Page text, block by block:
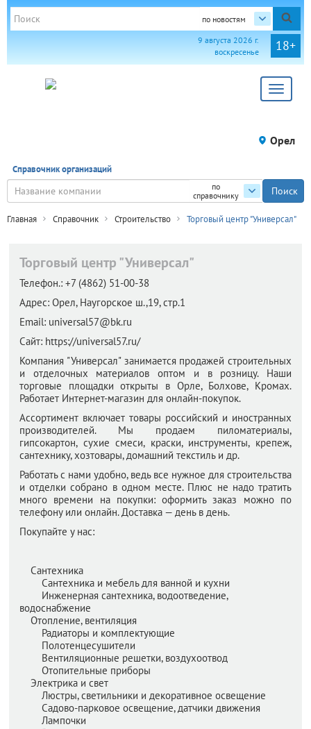
по новостям
18+
9 августа 2026 г.
воскресенье
Toggle
Орел
Справочник организаций
по
справочнику
Главная Справочник Строительство Торговый центр "Универсал"
Торговый центр "Универсал"
Телефон.: +7 (4862) 51-00-38
Адрес: Орел, Наугорское ш.,19, стр.1
Email: universal57@bk.ru
Сайт: https://universal57.ru/
Компания "Универсал" занимается продажей строительных
и отделочных материалов оптом и в розницу. Наши
торговые площадки открыты в Орле, Болхове, Кромах.
Работает Интернет-магазин для онлайн-покупок.
Ассортимент включает товары российский и иностранных
производителей. Мы продаем пиломатериалы,
гипсокартон, сухие смеси, краски, инструменты, крепеж,
сантехнику, хозтовары, домашний текстиль и др.
Работать с нами удобно, ведь все нужное для строительства
и отделки собрано в одном месте. Плюс не надо тратить
много времени на покупки: оформить заказ можно по
телефону или онлайн. Доставка — день в день.
Покупайте у нас:
Сантехника
Сантехника и мебель для ванной и кухни
Инженерная сантехника, водоотведение,
водоснабжение
Отопление, вентиляция
Радиаторы и комплектующие
Полотенцесушители
Вентиляционные решетки, воздухоотвод
Отопительные приборы
Электрика и свет
Люстры, светильники и декоративное освещение
Садово-парковое освещение, датчики движения
Лампочки